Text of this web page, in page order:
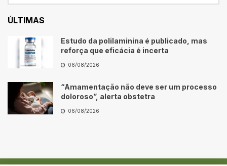
ÚLTIMAS
Estudo da polilaminina é publicado, mas
reforça que eficácia é incerta
06/08/2026
“Amamentação não deve ser um processo
doloroso”, alerta obstetra
06/08/2026